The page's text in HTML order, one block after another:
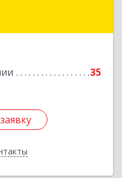
35
р-н, Чехов